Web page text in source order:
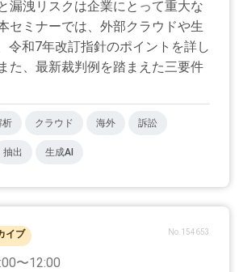
漏洩リスクは企業にとって重大な
セミナーでは、外部クラウドや生
令和7年改訂指針のポイントを詳し
た、最新裁判例を踏まえた三要件
析 クラウド 海外 訴訟
抽出 生成AI
イブ No.154653
〜12:00